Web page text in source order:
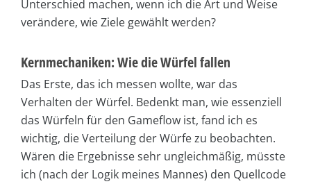
Unterschied machen, wenn ich die Art und Weise
verändere, wie Ziele gewählt werden?
Kernmechaniken: Wie die Würfel fallen
Das Erste, das ich messen wollte, war das
Verhalten der Würfel. Bedenkt man, wie essenziell
das Würfeln für den Gameflow ist, fand ich es
wichtig, die Verteilung der Würfe zu beobachten.
Wären die Ergebnisse sehr ungleichmäßig, müsste
ich (nach der Logik meines Mannes) den Quellcode